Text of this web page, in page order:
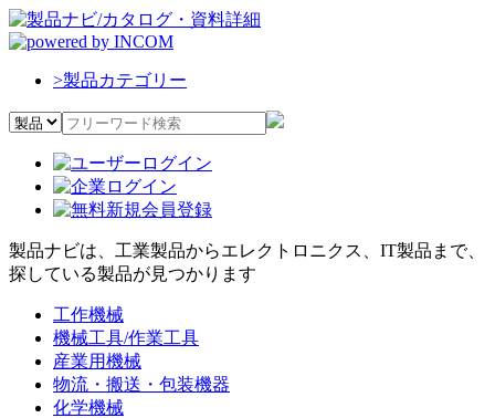
>製品カテゴリー
製品ナビは、工業製品からエレクトロニクス、IT製品まで、
探している製品が見つかります
工作機械
機械工具/作業工具
産業用機械
物流・搬送・包装機器
化学機械